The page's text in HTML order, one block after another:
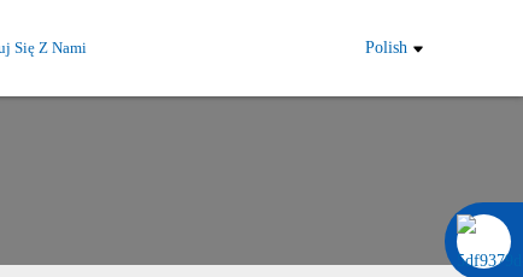
Się Z Nami Polish